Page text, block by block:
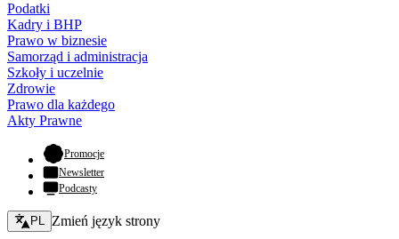
Podatki
Kadry i BHP
Prawo w biznesie
Samorząd i administracja
Szkoły i uczelnie
Zdrowie
Prawo dla każdego
Akty Prawne
Promocje- otwiera się w nowej karcie
Newsletter
Podcasty
Zmień język - bieżący:
PL Zmień język strony